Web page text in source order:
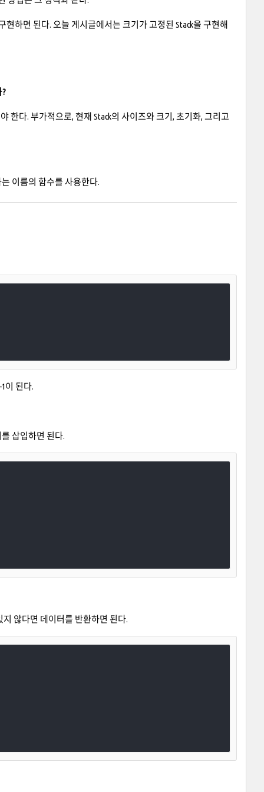
하면 된다. 오늘 게시글에서는 크기가 고정된 Stack을 구현해
?
한다. 부가적으로, 현재 Stack의 사이즈와 크기, 초기화, 그리고
는 이름의 함수를 사용한다.
이 된다.
삽입하면 된다.
않다면 데이터를 반환하면 된다.